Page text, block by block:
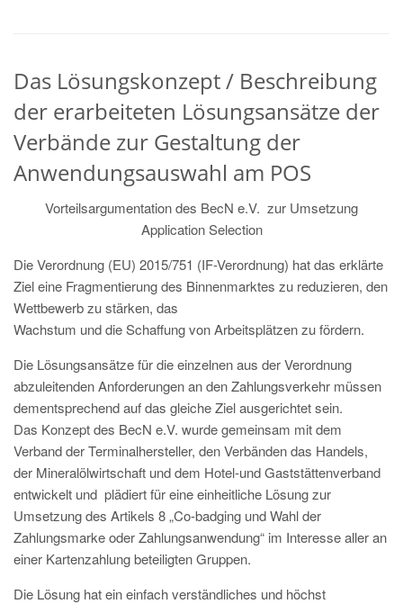
Das Lösungskonzept / Beschreibung
der erarbeiteten Lösungsansätze der
Verbände zur Gestaltung der
Anwendungsauswahl am POS
Vorteilsargumentation des BecN e.V. zur Umsetzung
Application Selection
Die Verordnung (EU) 2015/751 (IF-Verordnung) hat das erklärte
Ziel eine Fragmentierung des Binnenmarktes zu reduzieren, den
Wettbewerb zu stärken, das
Wachstum und die Schaffung von Arbeitsplätzen zu fördern.
Die Lösungsansätze für die einzelnen aus der Verordnung
abzuleitenden Anforderungen an den Zahlungsverkehr müssen
dementsprechend auf das gleiche Ziel ausgerichtet sein.
Das Konzept des BecN e.V. wurde gemeinsam mit dem
Verband der Terminalhersteller, den Verbänden das Handels,
der Mineralölwirtschaft und dem Hotel-und Gaststättenverband
entwickelt und plädiert für eine einheitliche Lösung zur
Umsetzung des Artikels 8 „Co-badging und Wahl der
Zahlungsmarke oder Zahlungsanwendung“ im Interesse aller an
einer Kartenzahlung beteiligten Gruppen.
Die Lösung hat ein einfach verständliches und höchst